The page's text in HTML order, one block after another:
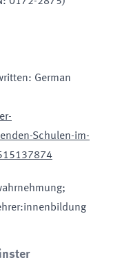
: German
Schulen-im-